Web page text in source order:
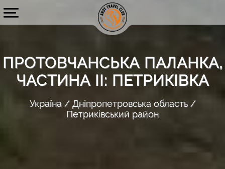
ПРОТОВЧАНСЬКА ПАЛАНКА,
ЧАСТИНА ІІ: ПЕТРИКІВКА
Україна
Дніпропетровська область
Петриківський район